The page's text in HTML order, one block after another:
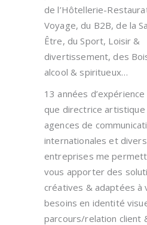
de l’Hôtellerie-
Voyage, du B2B, de la
Être, du Sport, Loisir &
divertissement, des
alcool & spiritueux…
13 années
que directrice
agences de
internationales et
entreprises me
vous apporter des
créatives & adaptées à
besoins en identité
parcours/relation client